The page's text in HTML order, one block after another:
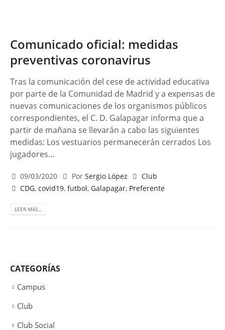
Comunicado oficial: medidas
preventivas coronavirus
Tras la comunicación del cese de actividad educativa
por parte de la Comunidad de Madrid y a expensas de
nuevas comunicaciones de los organismos públicos
correspondientes, el C. D. Galapagar informa que a
partir de mañana se llevarán a cabo las siguientes
medidas: Los vestuarios permanecerán cerrados Los
jugadores...
09/03/2020 Por Sergio López
Club
CDG,covid19,futbol,Galapagar, Preferente
LEER MÁS…
CATEGORÍAS
Campus
Club
Club Social